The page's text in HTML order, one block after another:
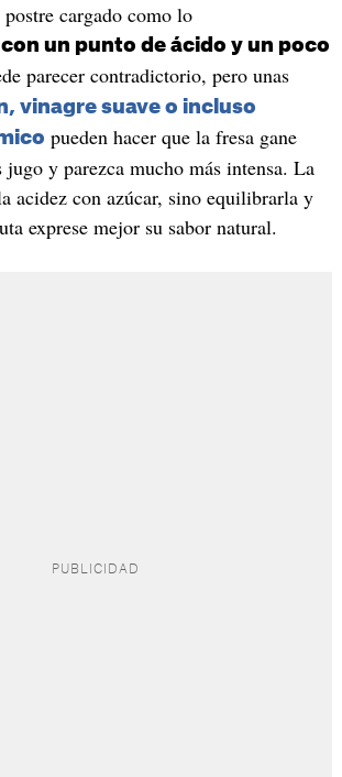
cargado como lo
un punto de ácido y un poco
parecer contradictorio, pero unas
vinagre suave o incluso
pueden hacer que la fresa gane
jugo y parezca mucho más intensa. La
acidez con azúcar, sino equilibrarla y
exprese mejor su sabor natural.